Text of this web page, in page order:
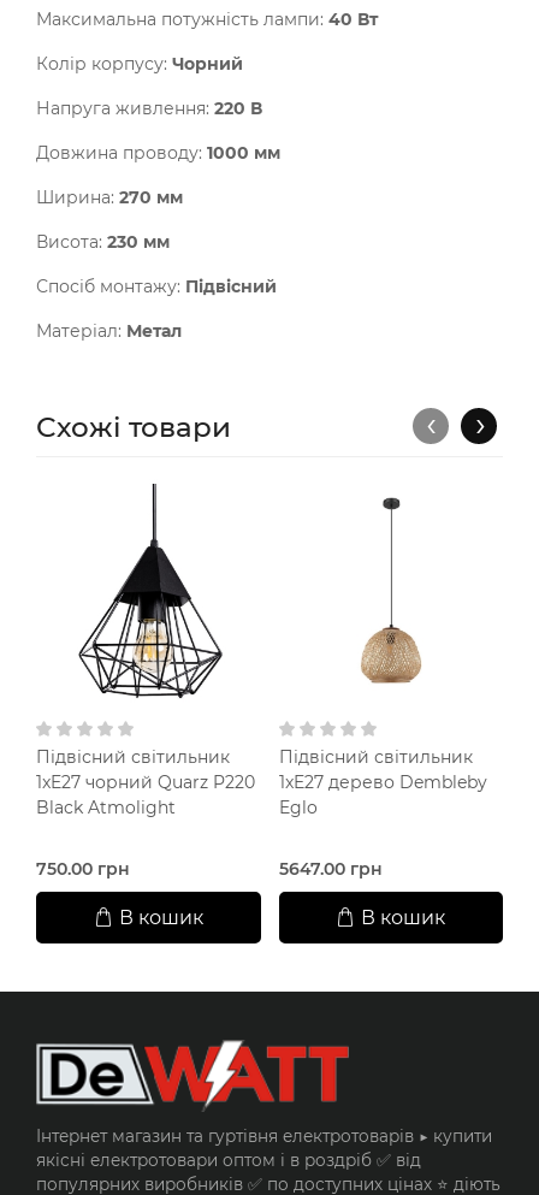
Максимальна потужність лампи: 40 Вт
Колір корпусу: Чорний
Напруга живлення: 220 В
Довжина проводу: 1000 мм
Ширина: 270 мм
Висота: 230 мм
Спосіб монтажу: Підвісний
Матеріал: Метал
Схожі товари
Підвісний світильник
1xE27 чорний Quarz P220
Black Atmolight
750.00 грн
В кошик
Підвісний світильник
1xE27 дерево Dembleby
Eglo
5647.00 грн
В кошик
‹ ›
Інтернет магазин та гуртівня електротоварів ▶️ купити
якісні електротовари оптом і в роздріб ✅ від
популярних виробників ✅ по доступних цінах ⭐ діють